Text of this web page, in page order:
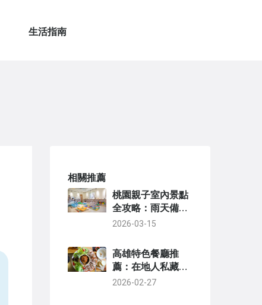
生活指南
相關推薦
桃園親子室內景點
全攻略：雨天備
案、交通資訊與門
2026-03-15
高雄特色餐廳推
薦：在地人私藏美
食清單與實用避坑
2026-02-27